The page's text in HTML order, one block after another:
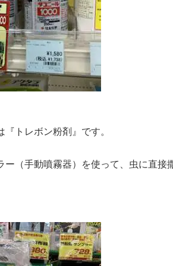
『トレボン粉剤』です。
ー（手動噴霧器）を使って、虫に直接